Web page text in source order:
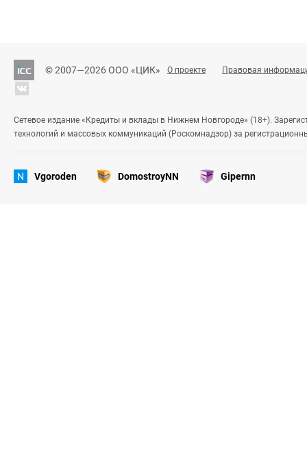
© 2007—2026 ООО «ЦИК» О проекте Правовая
Сетевое издание «Кредиты и вклады в Нижнем Новгороде» (18+).
технологий и массовых коммуникаций (Роскомнадзор) за
Vgoroden DomostroyNN Gipernn